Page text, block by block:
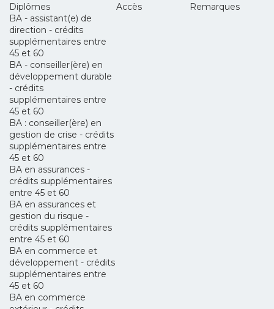
Diplômes Accès
Remarques
BA - assistant(e) de
direction - crédits
supplémentaires entre
45 et 60
BA - conseiller(ère) en
développement durable
- crédits
supplémentaires entre
45 et 60
BA : conseiller(ère) en
gestion de crise - crédits
supplémentaires entre
45 et 60
BA en assurances -
crédits supplémentaires
entre 45 et 60
BA en assurances et
gestion du risque -
crédits supplémentaires
entre 45 et 60
BA en commerce et
développement - crédits
supplémentaires entre
45 et 60
BA en commerce